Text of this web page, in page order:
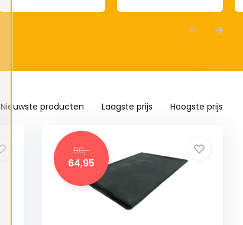
Nieuwste producten Laagste prijs Hoogste prijs
90,-
64,95